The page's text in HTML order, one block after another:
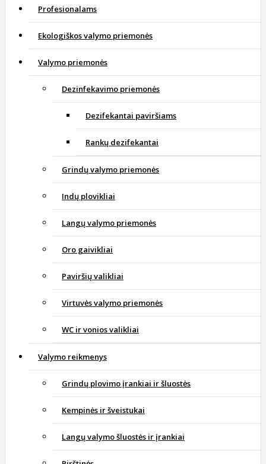
Profesionalams
Ekologiškos valymo priemonės
Valymo priemonės
Dezinfekavimo priemonės
Dezifekantai paviršiams
Rankų dezifekantai
Grindų valymo priemonės
Indų plovikliai
Langų valymo priemonės
Oro gaivikliai
Paviršių valikliai
Virtuvės valymo priemonės
WC ir vonios valikliai
Valymo reikmenys
Grindų plovimo įrankiai ir šluostės
Kempinės ir šveistukai
Langų valymo šluostės ir įrankiai